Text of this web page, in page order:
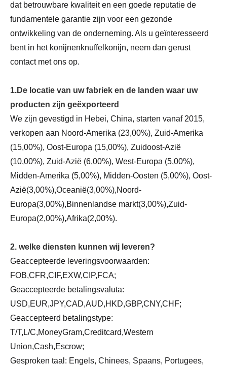
dat betrouwbare kwaliteit en een goede reputatie de
fundamentele garantie zijn voor een gezonde
ontwikkeling van de onderneming. Als u geïnteresseerd
bent in het konijnenknuffelkonijn, neem dan gerust
contact met ons op.
1.De locatie van uw fabriek en de landen waar uw
producten zijn geëxporteerd
We zijn gevestigd in Hebei, China, starten vanaf 2015,
verkopen aan Noord-Amerika (23,00%), Zuid-Amerika
(15,00%), Oost-Europa (15,00%), Zuidoost-Azië
(10,00%), Zuid-Azië (6,00%), West-Europa (5,00%),
Midden-Amerika (5,00%), Midden-Oosten (5,00%), Oost-
Azië(3,00%),Oceanië(3,00%),Noord-
Europa(3,00%),Binnenlandse markt(3,00%),Zuid-
Europa(2,00%),Afrika(2,00%).
2. welke diensten kunnen wij leveren?
Geaccepteerde leveringsvoorwaarden:
FOB,CFR,CIF,EXW,CIP,FCA;
Geaccepteerde betalingsvaluta:
USD,EUR,JPY,CAD,AUD,HKD,GBP,CNY,CHF;
Geaccepteerd betalingstype:
T/T,L/C,MoneyGram,Creditcard,Western
Union,Cash,Escrow;
Gesproken taal: Engels, Chinees, Spaans, Portugees,